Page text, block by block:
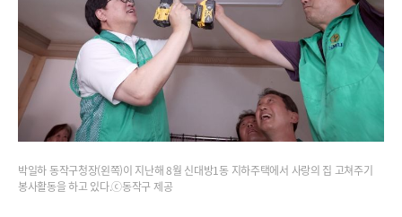
박일하 동작구청장(왼쪽)이 지난해 8월 신대방1동 지하주택에서 사랑의 집 고쳐주기
봉사활동을 하고 있다.ⓒ동작구 제공